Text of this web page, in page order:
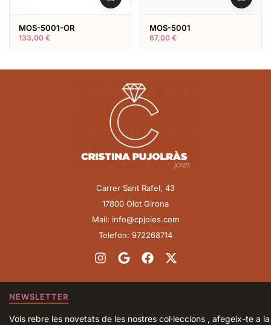
MOS-5001-OR
133,00 €
MOS-5001
67,00 €
Carrer Sant Rafel, 43
17800 Olot Girona
Mail: info@cpjoies.com
Telefon: 972268714
NEWSLETTER
Vols rebre les novetats de les nostres col·leccions , afegeix-te a la